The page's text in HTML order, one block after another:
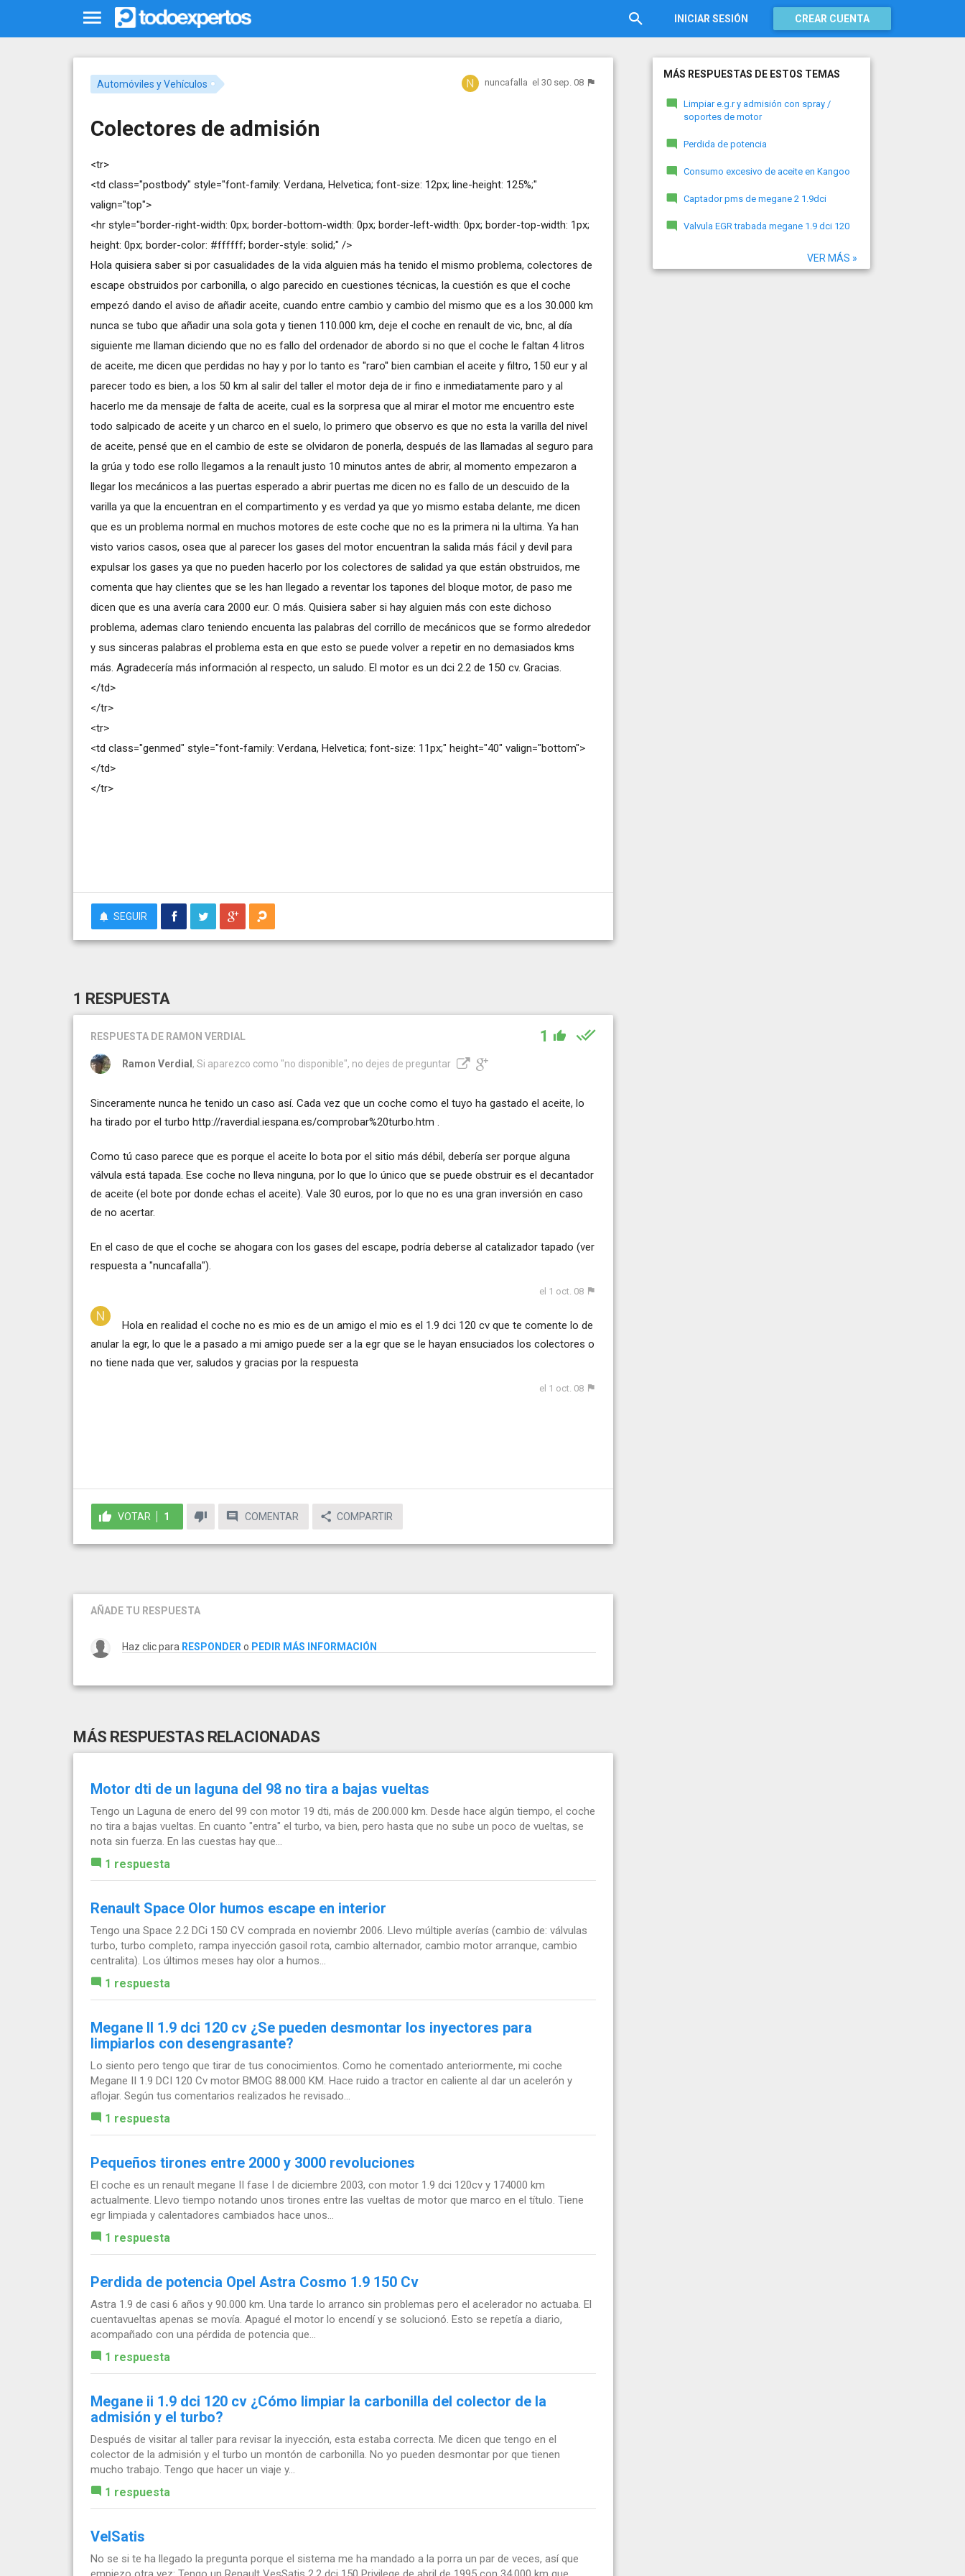
INICIAR SESIÓN CREAR CUENTA
Automóviles y Vehículos nuncafalla el 30 sep. 08
Colectores de admisión
<tr>
<td class="postbody" style="font-family: Verdana, Helvetica; font-size: 12px; line-height: 125%;"
valign="top">
<hr style="border-right-width: 0px; border-bottom-width: 0px; border-left-width: 0px; border-top-width: 1px;
height: 0px; border-color: #ffffff; border-style: solid;" />
Hola quisiera saber si por casualidades de la vida alguien más ha tenido el mismo problema, colectores de
escape obstruidos por carbonilla, o algo parecido en cuestiones técnicas, la cuestión es que el coche
empezó dando el aviso de añadir aceite, cuando entre cambio y cambio del mismo que es a los 30.000 km
nunca se tubo que añadir una sola gota y tienen 110.000 km, deje el coche en renault de vic, bnc, al día
siguiente me llaman diciendo que no es fallo del ordenador de abordo si no que el coche le faltan 4 litros
de aceite, me dicen que perdidas no hay y por lo tanto es ''raro'' bien cambian el aceite y filtro, 150 eur y al
parecer todo es bien, a los 50 km al salir del taller el motor deja de ir fino e inmediatamente paro y al
hacerlo me da mensaje de falta de aceite, cual es la sorpresa que al mirar el motor me encuentro este
todo salpicado de aceite y un charco en el suelo, lo primero que observo es que no esta la varilla del nivel
de aceite, pensé que en el cambio de este se olvidaron de ponerla, después de las llamadas al seguro para
la grúa y todo ese rollo llegamos a la renault justo 10 minutos antes de abrir, al momento empezaron a
llegar los mecánicos a las puertas esperado a abrir puertas me dicen no es fallo de un descuido de la
varilla ya que la encuentran en el compartimento y es verdad ya que yo mismo estaba delante, me dicen
que es un problema normal en muchos motores de este coche que no es la primera ni la ultima. Ya han
visto varios casos, osea que al parecer los gases del motor encuentran la salida más fácil y devil para
expulsar los gases ya que no pueden hacerlo por los colectores de salidad ya que están obstruidos, me
comenta que hay clientes que se les han llegado a reventar los tapones del bloque motor, de paso me
dicen que es una avería cara 2000 eur. O más. Quisiera saber si hay alguien más con este dichoso
problema, ademas claro teniendo encuenta las palabras del corrillo de mecánicos que se formo alrededor
y sus sinceras palabras el problema esta en que esto se puede volver a repetir en no demasiados kms
más. Agradecería más información al respecto, un saludo. El motor es un dci 2.2 de 150 cv. Gracias.
</td>
</tr>
<tr>
<td class="genmed" style="font-family: Verdana, Helvetica; font-size: 11px;" height="40" valign="bottom">
</td>
</tr>
SEGUIR
1 RESPUESTA
RESPUESTA DE RAMON VERDIAL 1
Ramon Verdial , Si aparezco como "no disponible", no dejes de preguntar
Sinceramente nunca he tenido un caso así. Cada vez que un coche como el tuyo ha gastado el aceite, lo
ha tirado por el turbo http://raverdial.iespana.es/comprobar%20turbo.htm .
Como tú caso parece que es porque el aceite lo bota por el sitio más débil, debería ser porque alguna
válvula está tapada. Ese coche no lleva ninguna, por lo que lo único que se puede obstruir es el decantador
de aceite (el bote por donde echas el aceite). Vale 30 euros, por lo que no es una gran inversión en caso
de no acertar.
En el caso de que el coche se ahogara con los gases del escape, podría deberse al catalizador tapado (ver
respuesta a "nuncafalla").
el 1 oct. 08
Hola en realidad el coche no es mio es de un amigo el mio es el 1.9 dci 120 cv que te comente lo de
anular la egr, lo que le a pasado a mi amigo puede ser a la egr que se le hayan ensuciados los colectores o
no tiene nada que ver, saludos y gracias por la respuesta
el 1 oct. 08
VOTAR 1 COMENTAR COMPARTIR
AÑADE TU RESPUESTA
Haz clic para RESPONDERo PEDIR MÁS INFORMACIÓN
MÁS RESPUESTAS RELACIONADAS
Motor dti de un laguna del 98 no tira a bajas vueltas
Tengo un Laguna de enero del 99 con motor 19 dti, más de 200.000 km. Desde hace algún tiempo, el coche
no tira a bajas vueltas. En cuanto "entra" el turbo, va bien, pero hasta que no sube un poco de vueltas, se
nota sin fuerza. En las cuestas hay que...
1 respuesta
Renault Space Olor humos escape en interior
Tengo una Space 2.2 DCi 150 CV comprada en noviembr 2006. Llevo múltiple averías (cambio de: válvulas
turbo, turbo completo, rampa inyección gasoil rota, cambio alternador, cambio motor arranque, cambio
centralita). Los últimos meses hay olor a humos...
1 respuesta
Megane II 1.9 dci 120 cv ¿Se pueden desmontar los inyectores para
limpiarlos con desengrasante?
Lo siento pero tengo que tirar de tus conocimientos. Como he comentado anteriormente, mi coche
Megane II 1.9 DCI 120 Cv motor BMOG 88.000 KM. Hace ruido a tractor en caliente al dar un acelerón y
aflojar. Según tus comentarios realizados he revisado...
1 respuesta
Pequeños tirones entre 2000 y 3000 revoluciones
El coche es un renault megane II fase I de diciembre 2003, con motor 1.9 dci 120cv y 174000 km
actualmente. Llevo tiempo notando unos tirones entre las vueltas de motor que marco en el título. Tiene
egr limpiada y calentadores cambiados hace unos...
1 respuesta
Perdida de potencia Opel Astra Cosmo 1.9 150 Cv
Astra 1.9 de casi 6 años y 90.000 km. Una tarde lo arranco sin problemas pero el acelerador no actuaba. El
cuentavueltas apenas se movía. Apagué el motor lo encendí y se solucionó. Esto se repetía a diario,
acompañado con una pérdida de potencia que...
1 respuesta
Megane ii 1.9 dci 120 cv ¿Cómo limpiar la carbonilla del colector de la
admisión y el turbo?
Después de visitar al taller para revisar la inyección, esta estaba correcta. Me dicen que tengo en el
colector de la admisión y el turbo un montón de carbonilla. No yo pueden desmontar por que tienen
mucho trabajo. Tengo que hacer un viaje y...
1 respuesta
VelSatis
No se si te ha llegado la pregunta porque el sistema me ha mandado a la porra un par de veces, así que
MÁS RESPUESTAS DE ESTOS TEMAS
Limpiar e.g.r y admisión con spray /
soportes de motor
Perdida de potencia
Consumo excesivo de aceite en Kangoo
Captador pms de megane 2 1.9dci
Valvula EGR trabada megane 1.9 dci 120
VER MÁS »